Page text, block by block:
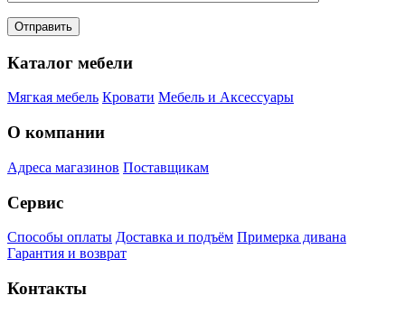
Каталог мебели
Мягкая мебель Кровати Мебель и Аксессуары
О компании
Адреса магазинов Поставщикам
Сервис
Способы оплаты Доставка и подъём Примерка дивана
Гарантия и возврат
Контакты